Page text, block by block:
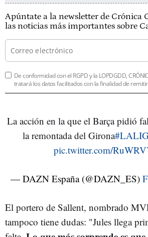
Apúntate a la newsletter de Crónica
las noticias más importantes sobre
De conformidad con el RGPD y la LOPDGDD,
tratará los datos facilitados con la finalidad de
La acción en la que el Barça pidió
la remontada del Girona
pic.twitter.com/
— DAZN España (@DAZN_ES)
El portero de Sallent, nombrado
tampoco tiene dudas: "Jules llega